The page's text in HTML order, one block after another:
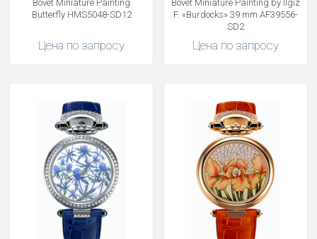
Bovet Miniature Painting
Butterfly HMS5048-SD12
Цена по запросу
Bovet Miniature Painting by Ilgiz
F. «Burdocks» 39 mm AF39556-
SD2
Цена по запросу